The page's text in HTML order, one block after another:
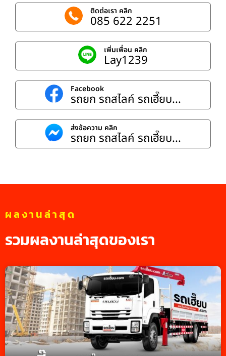
ติดต่อเรา คลิก
085 622 2251
เพิ่มเพื่อน คลิก
Lay1239
Facebook
รถยก รถสไลค์ รถเฮี๊ยบ...
ส่งข้อความ คลิก
รถยก รถสไลค์ รถเฮี๊ยบ...
ผลงานล่าสุด
รวมผลงานล่าสุดของเรา